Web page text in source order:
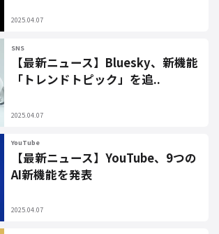
2025.04.07
SNS
【最新ニュース】Bluesky、新機能
「トレンドトピック」を追..
2025.04.07
YouTube
【最新ニュース】YouTube、9つの
AI新機能を発表
2025.04.07